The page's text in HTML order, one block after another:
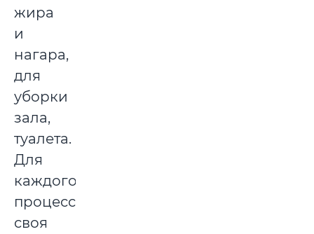
жира
и
нагара,
для
уборки
зала,
туалета.
Для
каждого
процесса
своя